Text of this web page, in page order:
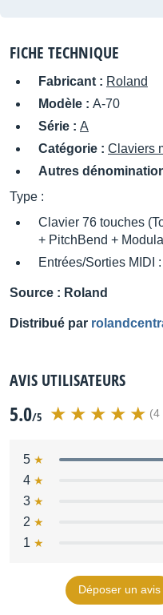
FICHE TECHNIQUE
Fabricant : Roland
Modèle : A-70
Série : A
Catégorie : Claviers
Autres
Type :
Clavier 76 touches
+ PitchBend +
Entrées/Sorties MIDI
Source : Roland
Distribué par
AVIS UTILISATEURS
5.0/5 (4
5
4
3
2
1
Déposer un avis